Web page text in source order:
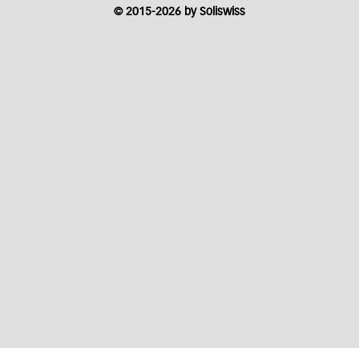
© 2015-2026 by Soliswiss